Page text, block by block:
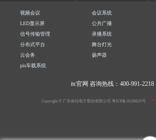
视频会议 会议系统
LED显示屏
公共广播
信号传输管理
录播系统
分布式平台
舞台灯光
云会务
扬声器
pis车载系统
itc官网 咨询热线：400-991-2218
Copyright © 广东保伦电子股份有限公司 粤ICP备16106620号 产